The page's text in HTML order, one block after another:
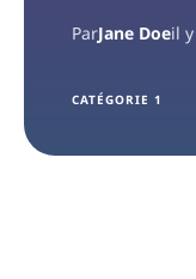
ParJane Doeil
CATÉGORIE 1